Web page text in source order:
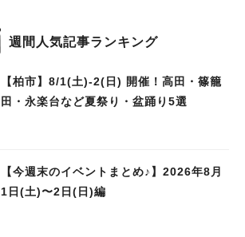
週間人気記事ランキング
【柏市】8/1(土)‐2(日) 開催！高田・篠籠
田・永楽台など夏祭り・盆踊り5選
【今週末のイベントまとめ♪】2026年8月
1日(土)〜2日(日)編